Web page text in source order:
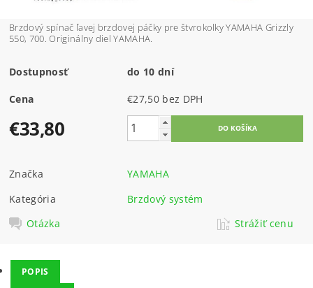
Brzdový spínač ľavej brzdovej páčky pre štvrokolky YAMAHA Grizzly
550, 700. Originálny diel YAMAHA.
Dostupnosť do 10 dní
Cena €27,50 bez DPH
€33,80
Značka
YAMAHA
Kategória
Brzdový systém
Otázka
Strážiť cenu
POPIS